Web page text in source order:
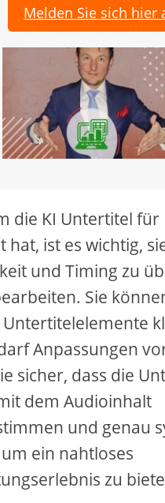
Melden Sie sich hier
die KI Untertitel für
hat, ist es wichtig,
und Timing zu
Sie
Anpassungen
sicher, dass die
dem Audioinhalt
und genau
ein nahtloses
zu